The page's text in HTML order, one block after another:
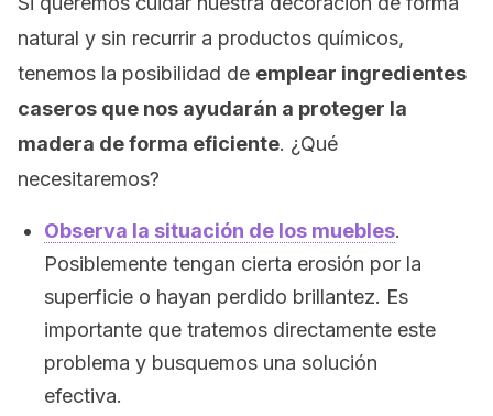
natural y sin recurrir a productos químicos,
tenemos la posibilidad de emplear ingredientes
caseros que nos ayudarán a proteger la
madera de forma eficiente. ¿Qué
necesitaremos?
Observa la situación de los muebles.
Posiblemente tengan cierta erosión por la
superficie o hayan perdido brillantez. Es
importante que tratemos directamente este
problema y busquemos una solución
efectiva.